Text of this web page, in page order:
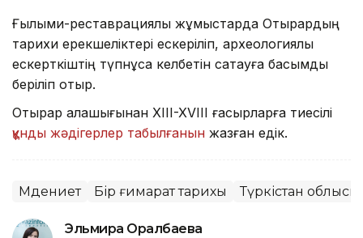
Ғылыми-реставрациялық жұмыстарда Отырардың
тарихи ерекшеліктері ескеріліп, археологиялық
ескерткіштің түпнұсқа келбетін сақтауға басымдық
беріліп отыр.
Отырар қалашығынан XIII-XVIII ғасырларға тиесілі
құнды жәдігерлер табылғанын жазған едік.
Мәдениет Бір ғимарат тарихы Түркістан облысы
Эльмира Оралбаева